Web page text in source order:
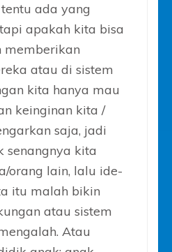
ada yang
apakah kita bisa
memberikan
atau di sistem
kita hanya mau
keinginan kita /
saja, jadi
senangnya kita
orang lain, lalu ide-
itu malah bikin
atau sistem
Atau